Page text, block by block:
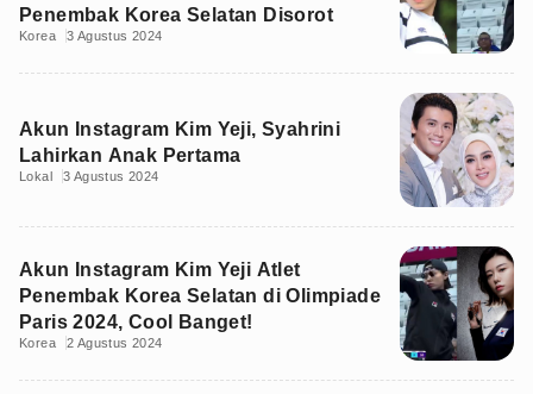
Penembak Korea Selatan Disorot
Korea 3 Agustus 2024
Akun Instagram Kim Yeji, Syahrini
Lahirkan Anak Pertama
Lokal 3 Agustus 2024
Akun Instagram Kim Yeji Atlet
Penembak Korea Selatan di Olimpiade
Paris 2024, Cool Banget!
Korea 2 Agustus 2024